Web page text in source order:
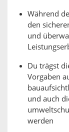
Während
den
und
Du trägst
Vorgaben
und auch
werden